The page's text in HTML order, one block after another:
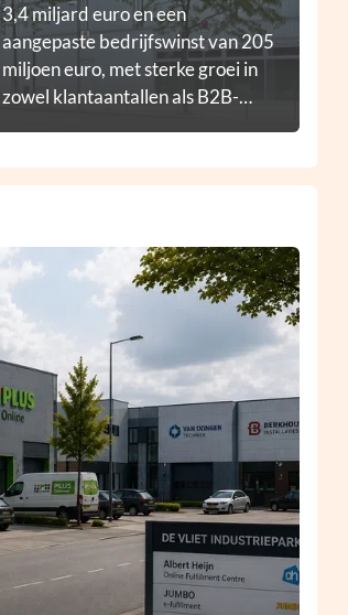
3,4 miljard euro en een
aangepaste bedrijfswinst van 205
miljoen euro, met sterke groei in
zowel klantaantallen als B2B-